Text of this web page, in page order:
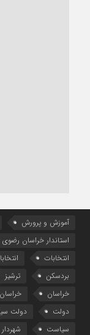
آموزش و پرورش
استاندار خراسان رضوی
انتخابات
بردسکن
ترشیز
خراسان
دولت
دولت
سیاست
شهردار